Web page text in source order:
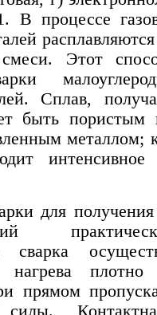
В процессе
смеси. Этот
Сплав,
быть пористым
металлом;
интенсивное
для
сварка
нагрева
прямом